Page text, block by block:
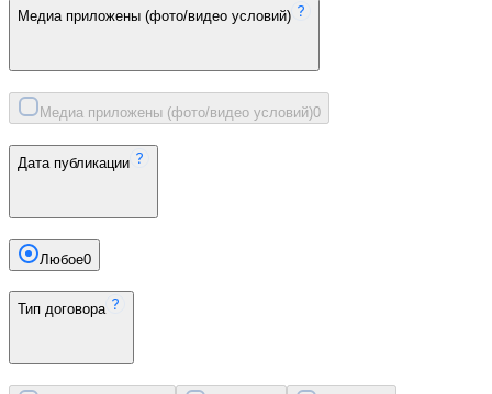
Медиа приложены (фото/видео условий)
Медиа приложены (фото/видео условий)0
Дата публикации
Любое0
Тип договора